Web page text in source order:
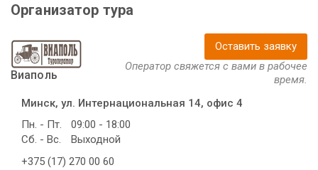
Организатор тура
Виаполь
Оставить заявку
Оператор свяжется с вами в рабочее
время.
Минск, ул. Интернациональная 14, офис 4
Пн. - Пт.
09:00 - 18:00
Сб. - Вс.
Выходной
+375 (17) 270 00 60